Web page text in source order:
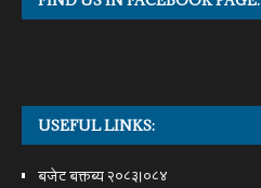
USEFUL LINKS:
बजेट बक्तब्य २०८३।०८४